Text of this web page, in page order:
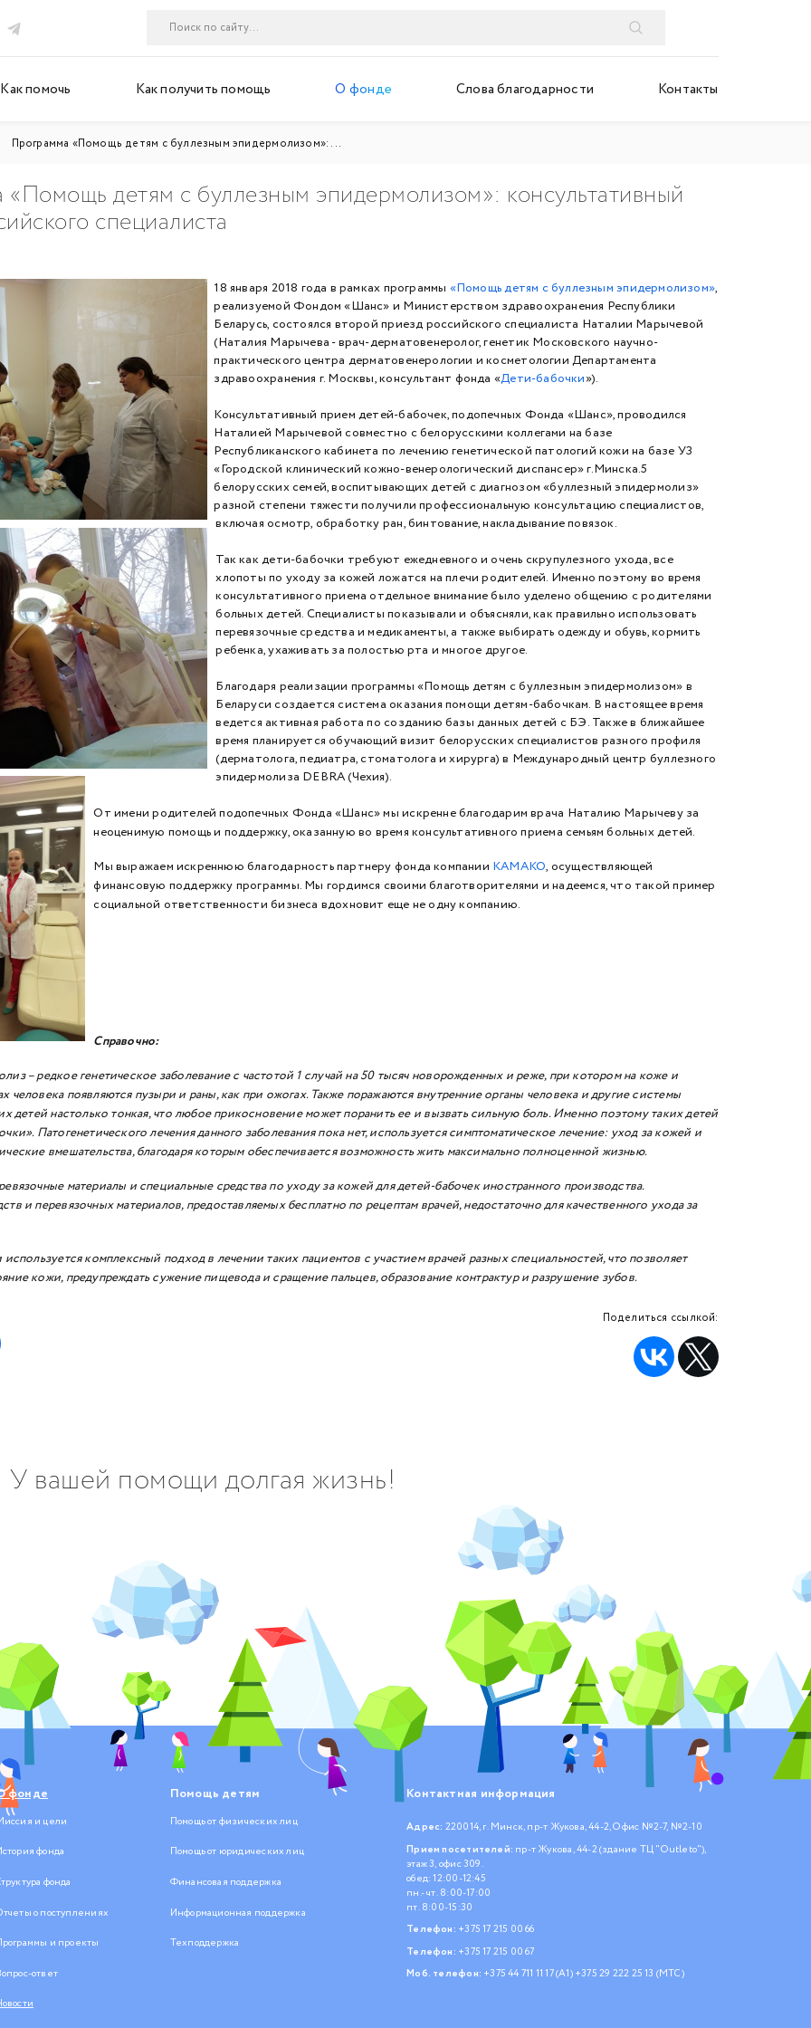
Как помочь Как получить помощь О фонде Слова благодарности Контакты
Программа «Помощь детям с буллезным эпидермолизом»: ...
«Помощь детям с буллезным эпидермолизом»: консультативный
специалиста
18 января 2018 года в рамках программы «Помощь детям с буллезным эпидермолизом»,
реализуемой Фондом «Шанс» и Министерством здравоохранения Республики
Беларусь, состоялся второй приезд российского специалиста Наталии Марычевой
(Наталия Марычева - врач-дерматовенеролог, генетик Московского научно-
практического центра дерматовенерологии и косметологии Департамента
здравоохранения г. Москвы, консультант фонда «Дети-бабочки»).
Консультативный прием детей-бабочек, подопечных Фонда «Шанс», проводился
Наталией Марычевой совместно с белорусскими коллегами на базе
Республиканского кабинета по лечению генетической патологий кожи на базе УЗ
«Городской клинический кожно-венерологический диспансер» г.Минска.5
белорусских семей, воспитывающих детей с диагнозом «буллезный эпидермолиз»
разной степени тяжести получили профессиональную консультацию специалистов,
включая осмотр, обработку ран, бинтование, накладывание повязок.
Так как дети-бабочки требуют ежедневного и очень скрупулезного ухода, все
хлопоты по уходу за кожей ложатся на плечи родителей. Именно поэтому во время
консультативного приема отдельное внимание было уделено общению с родителями
больных детей. Специалисты показывали и объясняли, как правильно использовать
перевязочные средства и медикаменты, а также выбирать одежду и обувь, кормить
ребенка, ухаживать за полостью рта и многое другое.
Благодаря реализации программы «Помощь детям с буллезным эпидермолизом» в
Беларуси создается система оказания помощи детям-бабочкам. В настоящее время
ведется активная работа по созданию базы данных детей с БЭ. Также в ближайшее
время планируется обучающий визит белорусских специалистов разного профиля
(дерматолога, педиатра, стоматолога и хирурга) в Международный центр буллезного
эпидермолиза DEBRA (Чехия).
От имени родителей подопечных Фонда «Шанс» мы искренне благодарим врача Наталию Марычеву за
неоценимую помощь и поддержку, оказанную во время консультативного приема семьям больных детей.
Мы выражаем искреннюю благодарность партнеру фонда компании КАМАКО, осуществляющей
финансовую поддержку программы. Мы гордимся своими благотворителями и надеемся, что такой пример
социальной ответственности бизнеса вдохновит еще не одну компанию.
Справочно:
– редкое генетическое заболевание с частотой 1 случай на 50 тысяч новорожденных и реже, при котором на коже и
человека появляются пузыри и раны, как при ожогах. Также поражаются внутренние органы человека и другие системы
детей настолько тонкая, что любое прикосновение может поранить ее и вызвать сильную боль. Именно поэтому таких детей
Патогенетического лечения данного заболевания пока нет, используется симптоматическое лечение: уход за кожей и
вмешательства, благодаря которым обеспечивается возможность жить максимально полноценной жизнью.
материалы и специальные средства по уходу за кожей для детей-бабочек иностранного производства.
и перевязочных материалов, предоставляемых бесплатно по рецептам врачей, недостаточно для качественного ухода за
комплексный подход в лечении таких пациентов с участием врачей разных специальностей, что позволяет
кожи, предупреждать сужение пищевода и сращение пальцев, образование контрактур и разрушение зубов.
Поделиться ссылкой:
У вашей помощи долгая жизнь!
фонде
и цели
фонда
фонда
о поступлениях
и проекты
ответ
Помощь детям
Помощь от физических лиц
Помощь от юридических лиц
Финансовая поддержка
Информационная поддержка
Техподдержка
Контактная информация
Адрес: 220014, г. Минск, пр-т Жукова, 44-2, Офис №2-7, №2-10
Прием посетителей: пр-т Жукова, 44-2 (здание ТЦ "Outleto"),
этаж 3, офис 309.
обед: 12:00-12:45
пн.- чт. 8:00-17:00
пт. 8:00-15:30
Телефон: +375 17 215 00 66
Телефон: +375 17 215 00 67
Моб. телефон: +375 44 711 11 17 (А1) +375 29 222 25 13 (МТС)